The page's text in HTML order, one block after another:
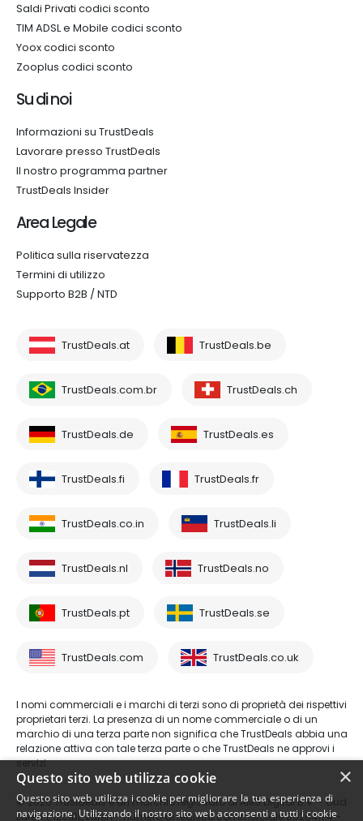
Saldi Privati codici sconto
TIM ADSL e Mobile codici sconto
Yoox codici sconto
Zooplus codici sconto
Su di noi
Informazioni su TrustDeals
Lavorare presso TrustDeals
Il nostro programma partner
TrustDeals Insider
Area Legale
Politica sulla riservatezza
Termini di utilizzo
Supporto B2B / NTD
TrustDeals.at TrustDeals.be
TrustDeals.com.br TrustDeals.ch
TrustDeals.de TrustDeals.es
TrustDeals.fi TrustDeals.fr
TrustDeals.co.in TrustDeals.li
TrustDeals.nl TrustDeals.no
TrustDeals.pt TrustDeals.se
TrustDeals.com TrustDeals.co.uk
I nomi commerciali e i marchi di terzi sono di proprietà dei rispettivi
proprietari terzi. La presenza di un nome commerciale o di un
marchio di una terza parte non significa che TrustDeals abbia una
relazione attiva con tale terza parte o che TrustDeals ne approvi i
servizi.
© 2026 TrustDeals è un marchio registrato di AMS Digital B.V. - Oud
Laren 1, 1251BL, Laren - numero di registro commerciale 80264174 -
×
Questo sito web utilizza cookie
Questo sito web utilizza i cookie per migliorare la tua esperienza di
navigazione. Utilizzando il nostro sito web acconsenti a tutti i cookie